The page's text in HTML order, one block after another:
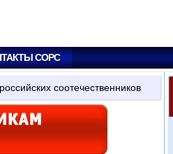
СОРС
соотечественников